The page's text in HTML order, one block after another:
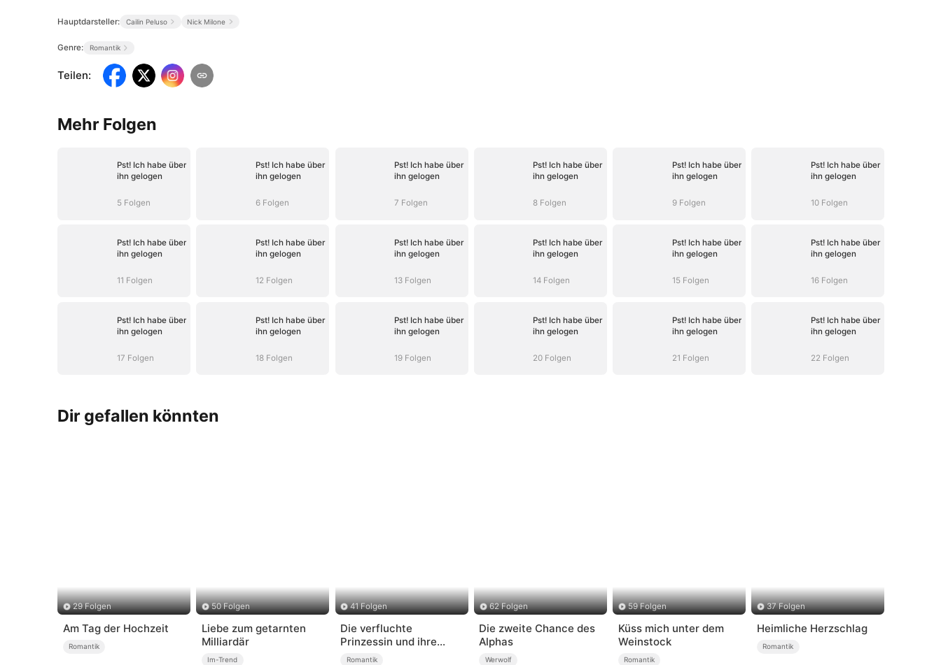
Hauptdarsteller: Cailin Peluso Nick Milone
Genre: Romantik
Teilen:
Mehr Folgen
Pst! Ich habe über
ihn gelogen
5 Folgen
Pst! Ich habe über
ihn gelogen
6 Folgen
Pst! Ich habe über
ihn gelogen
7 Folgen
Pst! Ich habe über
ihn gelogen
8 Folgen
Pst! Ich habe über
ihn gelogen
9 Folgen
Pst! Ich habe über
ihn gelogen
10 Folgen
Pst! Ich habe über
ihn gelogen
11 Folgen
Pst! Ich habe über
ihn gelogen
12 Folgen
Pst! Ich habe über
ihn gelogen
13 Folgen
Pst! Ich habe über
ihn gelogen
14 Folgen
Pst! Ich habe über
ihn gelogen
15 Folgen
Pst! Ich habe über
ihn gelogen
16 Folgen
Pst! Ich habe über
ihn gelogen
17 Folgen
Pst! Ich habe über
ihn gelogen
18 Folgen
Pst! Ich habe über
ihn gelogen
19 Folgen
Pst! Ich habe über
ihn gelogen
20 Folgen
Pst! Ich habe über
ihn gelogen
21 Folgen
Pst! Ich habe über
ihn gelogen
22 Folgen
Dir gefallen könnten
29 Folgen
Am Tag der Hochzeit
Romantik
50 Folgen
Liebe zum getarnten
Milliardär
Im-Trend
41 Folgen
Die verfluchte
Prinzessin und ihre
Bestiengefährten
Romantik
62 Folgen
Die zweite Chance des
Alphas
Werwolf
59 Folgen
Küss mich unter dem
Weinstock
Romantik
37 Folgen
Heimliche Herzschlag
Romantik